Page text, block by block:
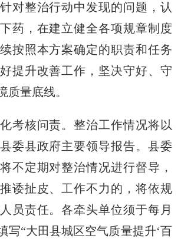
对整治行动中发现的问题，认
药，在建立健全各项规章制度
按照本方案确定的职责和任务
提升改善工作，坚决守好、守
质量底线。
核问责。整治工作情况将以
委县政府主要领导报告。县委
不定期对整治情况进行督导，
诿扯皮、工作不力的，将依规
员责任。各牵头单位须于每月
写“大田县城区空气质量提升‘百